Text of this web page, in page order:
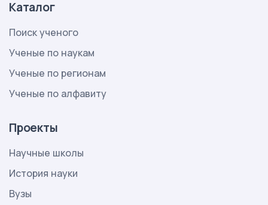
Каталог
Поиск ученого
Ученые по наукам
Ученые по регионам
Ученые по алфавиту
Проекты
Научные школы
История науки
Вузы